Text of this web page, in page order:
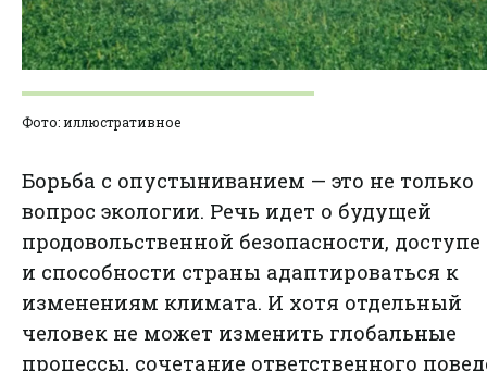
Фото: иллюстративное
Борьба с опустыниванием — это не только
вопрос экологии. Речь идет о будущей
продовольственной безопасности, доступе
и способности страны адаптироваться к
изменениям климата. И хотя отдельный
человек не может изменить глобальные
процессы, сочетание ответственного